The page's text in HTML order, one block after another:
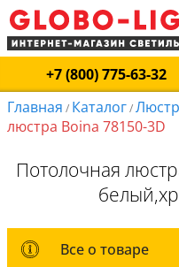
+7 (800) 775-63-32
Главная / Каталог/
люстра Boina 78150-3D
Потолочная
Все о товаре